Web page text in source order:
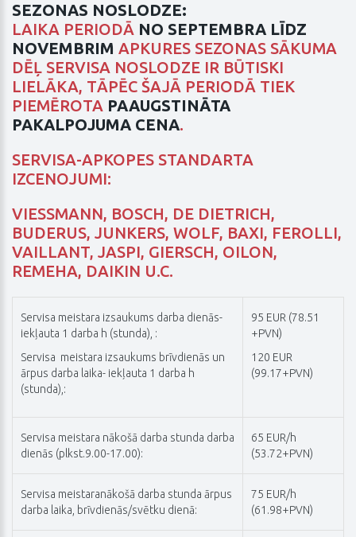
SEZONAS NOSLODZE:
LAIKA PERIODĀ NO SEPTEMBRA LĪDZ
NOVEMBRIM APKURES SEZONAS SĀKUMA
DĒĻ SERVISA NOSLODZE IR BŪTISKI
LIELĀKA, TĀPĒC ŠAJĀ PERIODĀ TIEK
PIEMĒROTA PAAUGSTINĀTA
PAKALPOJUMA CENA.
SERVISA-APKOPES STANDARTA
IZCENOJUMI:
VIESSMANN, BOSCH, DE DIETRICH,
BUDERUS, JUNKERS, WOLF, BAXI, FEROLLI,
VAILLANT, JASPI, GIERSCH, OILON,
REMEHA, DAIKIN U.C.
Servisa meistara izsaukums darba dienās-
iekļauta 1 darba h (stunda), :
Servisa meistara izsaukums brīvdienās un
ārpus darba laika- iekļauta 1 darba h
(stunda), :
95 EUR (78.51
+PVN)
120 EUR
(99.17+PVN)
Servisa meistara nākošā darba stunda darba
dienās (plkst.9.00-17.00):
65 EUR/h
(53.72+PVN)
Servisa meistaranākošā darba stunda ārpus
darba laika, brīvdienās/svētku dienā:
75 EUR/h
(61.98+PVN)